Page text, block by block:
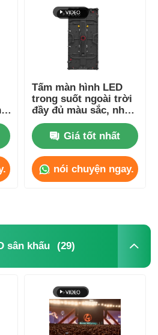
Tấm màn hình LED
trong suốt ngoài trời
đầy đủ màu sắc, nhẹ,
P2.6 P2.9, chống
nước, tùy chỉnh
Giá tốt nhất
nói chuyện ngay.
sân khấu (29)